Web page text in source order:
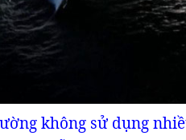
không sử dụng